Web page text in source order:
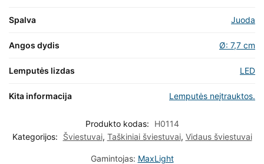
Spalva Juoda
Angos dydis Ø: 7,7 cm
Lemputės lizdas LED
Kita informacija Lemputės neįtrauktos.
Produkto kodas:
H0114
Kategorijos:
Šviestuvai, Taškiniai šviestuvai, Vidaus šviestuvai
Gamintojas: MaxLight